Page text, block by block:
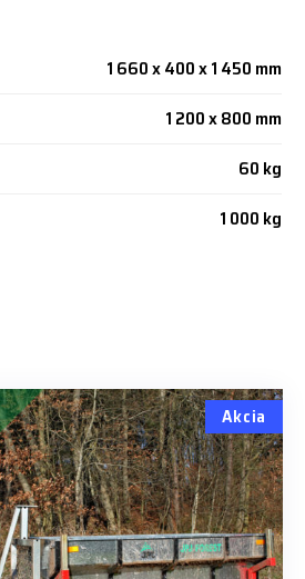
1 660 x 400 x 1 450 mm
1 200 x 800 mm
60 kg
1 000 kg
Akcia